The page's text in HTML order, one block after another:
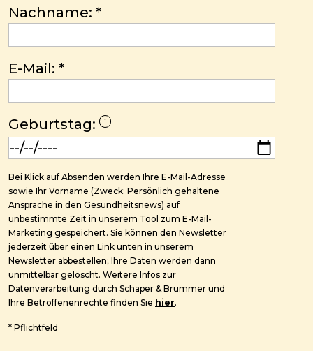
Nachname: *
E-Mail: *
Geburtstag:
Bei Klick auf Absenden werden Ihre E-Mail-Adresse
sowie Ihr Vorname (Zweck: Persönlich gehaltene
Ansprache in den Gesundheitsnews) auf
unbestimmte Zeit in unserem Tool zum E-Mail-
Marketing gespeichert. Sie können den Newsletter
jederzeit über einen Link unten in unserem
Newsletter abbestellen; Ihre Daten werden dann
unmittelbar gelöscht. Weitere Infos zur
Datenverarbeitung durch Schaper & Brümmer und
Ihre Betroffenenrechte finden Sie hier.
* Pflichtfeld